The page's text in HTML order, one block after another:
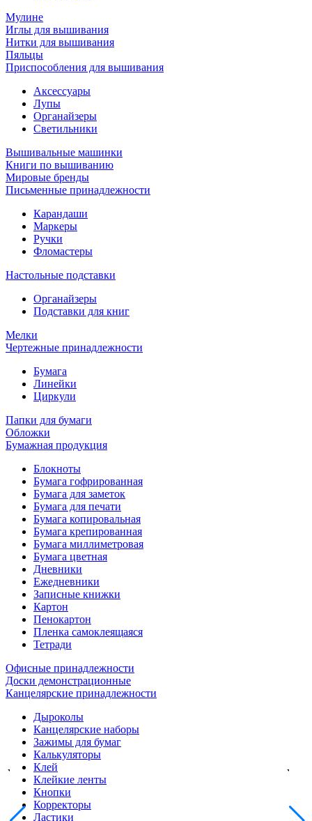
Мулине
Иглы для вышивания
Нитки для вышивания
Пяльцы
Приспособления для вышивания
Аксессуары
Лупы
Органайзеры
Светильники
Вышивальные машинки
Книги по вышиванию
Мировые бренды
Письменные принадлежности
Карандаши
Маркеры
Ручки
Фломастеры
Настольные подставки
Органайзеры
Подставки для книг
Мелки
Чертежные принадлежности
Бумага
Линейки
Циркули
Папки для бумаги
Обложки
Бумажная продукция
Блокноты
Бумага гофрированная
Бумага для заметок
Бумага для печати
Бумага копировальная
Бумага крепированная
Бумага миллиметровая
Бумага цветная
Дневники
Ежедневники
Записные книжки
Картон
Пенокартон
Пленка самоклеящаяся
Тетради
Офисные принадлежности
Доски демонстрационные
Канцелярские принадлежности
Дыроколы
Канцелярские наборы
Зажимы для бумаг
Калькуляторы
Клей
Клейкие ленты
Кнопки
Корректоры
Ластики